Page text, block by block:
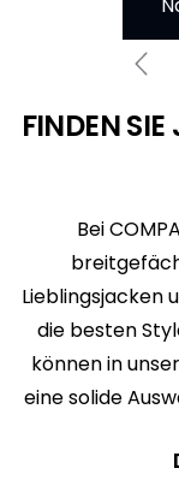
FINDEN
Bei
Lieblingsjacken
die besten
können in
eine solide